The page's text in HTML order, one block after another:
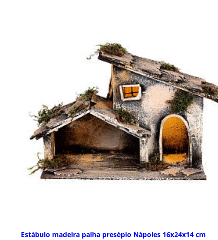
Estábulo madeira palha presépio Nápoles 16x24x14 cm